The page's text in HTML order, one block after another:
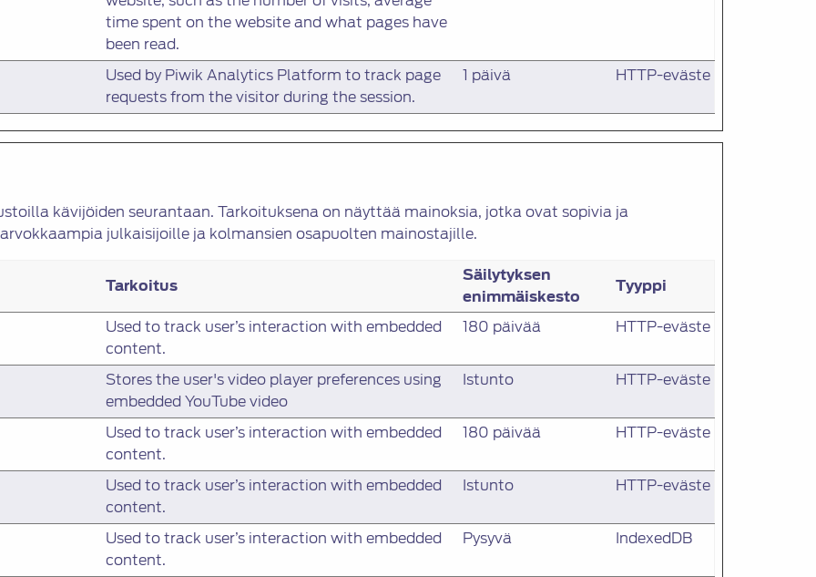
time spent on the website and what pages have
been read.
Used by Piwik Analytics Platform to track page
requests from the visitor during the session.
1 päivä HTTP-eväste
kävijöiden seurantaan. Tarkoituksena on näyttää mainoksia, jotka ovat sopivia ja
julkaisijoille ja kolmansien osapuolten mainostajille.
Tarkoitus
Säilytyksen
enimmäiskesto
Tyyppi
Used to track user’s interaction with embedded
content.
180 päivää HTTP-eväste
Stores the user's video player preferences using
embedded YouTube video
Istunto HTTP-eväste
Used to track user’s interaction with embedded
content.
180 päivää HTTP-eväste
Used to track user’s interaction with embedded
content.
Istunto HTTP-eväste
Used to track user’s interaction with embedded
content.
Pysyvä IndexedDB